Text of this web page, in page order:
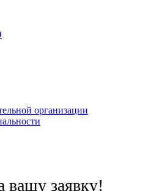
организации
вашу заявку!